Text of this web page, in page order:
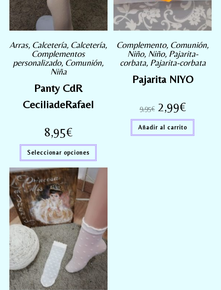
Arras, Calcetería, Calcetería,
Complementos
personalizado, Comunión,
Niña
Panty CdR
CeciliadeRafael
8,95€
Seleccionar opciones
Complemento, Comunión,
Niño, Niño, Pajarita-
corbata, Pajarita-corbata
Pajarita NIYO
9,95€ 2,99€
Añadir al carrito